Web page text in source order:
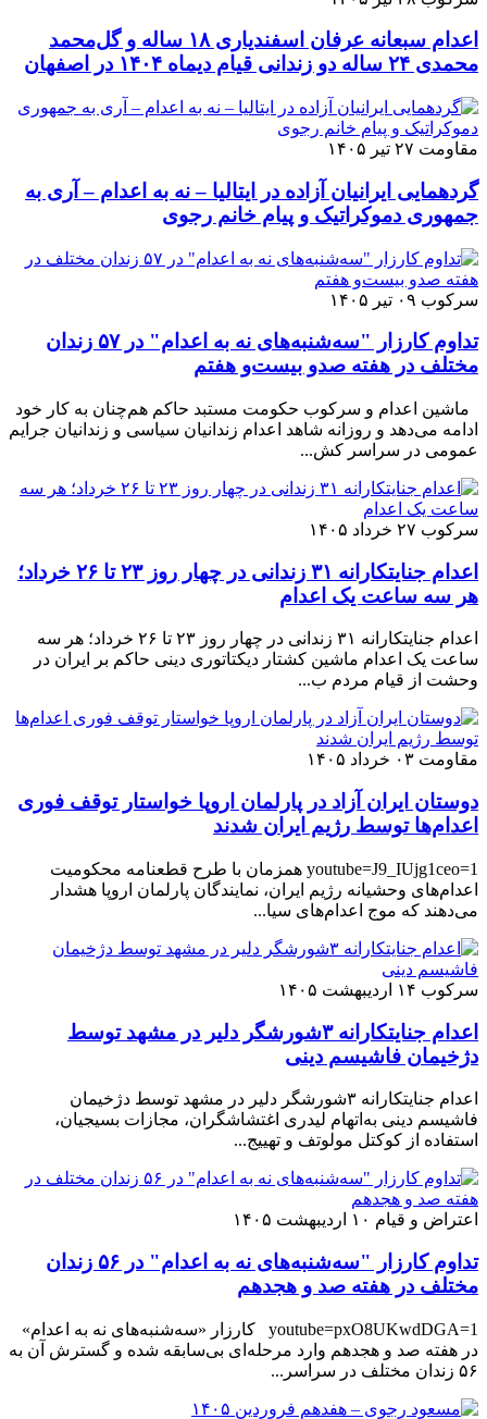
اعدام سبعانه عرفان اسفندیاری ۱۸ ساله و گل‌محمد
محمدی ۲۴ ساله دو زندانی قیام دیماه ۱۴۰۴ در اصفهان
مقاومت ۲۷ تیر ۱۴۰۵
گردهمایی ایرانیان آزاده در ایتالیا – نه به اعدام – آری به
جمهوری دموکراتیک و پیام خانم رجوی
سرکوب ۰۹ تیر ۱۴۰۵
تداوم کارزار "سه‌شنبه‌های نه به اعدام" در ۵۷ زندان
مختلف در هفته صدو بیست‌و هفتم
ماشین اعدام و سرکوب حکومت مستبد حاکم هم‌چنان به کار خود
ادامه می‌دهد و روزانه شاهد اعدام زندانیان سیاسی و زندانیان جرایم
عمومی در سراسر کش...
سرکوب ۲۷ خرداد ۱۴۰۵
اعدام جنایتکارانه ۳۱ زندانی در چهار روز ۲۳ تا ۲۶ خرداد؛
هر سه ساعت یک اعدام
اعدام جنایتکارانه ۳۱ زندانی در چهار روز ۲۳ تا ۲۶ خرداد؛ هر سه
ساعت یک اعدام ماشین کشتار دیکتاتوری دینی حاکم بر ایران در
وحشت از قیام مردم ب...
مقاومت ۰۳ خرداد ۱۴۰۵
دوستان ایران آزاد در پارلمان اروپا خواستار توقف فوری
اعدام‌ها توسط رژیم ایران شدند
youtube=J9_IUjg1ceo=1 همزمان با طرح قطعنامه محکومیت
اعدام‌های وحشیانه رژیم ایران، نمایندگان پارلمان اروپا هشدار
می‌دهند که موج اعدام‌های سیا...
سرکوب ۱۴ اردیبهشت ۱۴۰۵
اعدام جنایتکارانه ۳شورشگر دلیر در مشهد توسط
دژخیمان فاشیسم دینی
اعدام جنایتکارانه ۳شورشگر دلیر در مشهد توسط دژخیمان
فاشیسم دینی به‌اتهام لیدری اغتشاشگران، مجازات بسیجیان،
استفاده از کوکتل مولوتف و تهییج...
اعتراض و قیام ۱۰ اردیبهشت ۱۴۰۵
تداوم کارزار "سه‌شنبه‌های نه به اعدام" در ۵۶ زندان
مختلف در هفته صد و هجدهم
youtube=pxO8UKwdDGA=1 کارزار «سه‌شنبه‌های نه به اعدام»
در هفته صد و هجدهم وارد مرحله‌ای بی‌سابقه شده و گسترش آن به
۵۶ زندان مختلف در سراسر...